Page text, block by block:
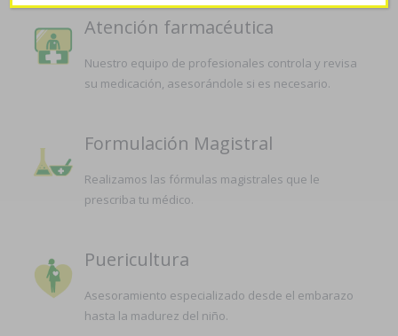
Atención farmacéutica
Nuestro equipo de profesionales controla y revisa
su medicación, asesorándole si es necesario.
Formulación Magistral
Realizamos las fórmulas magistrales que le
prescriba tu médico.
Puericultura
Asesoramiento especializado desde el embarazo
hasta la madurez del niño.